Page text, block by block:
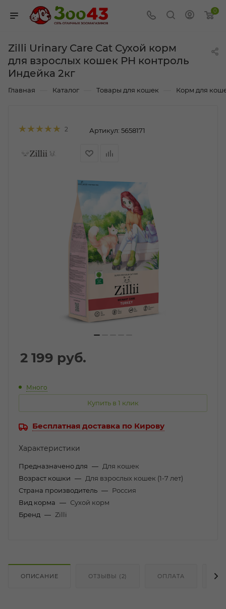
0
Zilli Urinary Care Cat Сухой корм
для взрослых кошек РН контроль
Индейка 2кг
Главная Каталог Товары для кошек Корм для
2 Артикул: 5658171
2 199 руб.
Много
Купить в 1 клик
Бесплатная доставка по Кирову
Характеристики
Предназначено для — Для кошек
Возраст кошки — Для взрослых кошек (1-7 лет)
Страна производитель — Россия
Вид корма — Сухой корм
Бренд — Zilli
ОПИСАНИЕ ОТЗЫВЫ (2) ОПЛАТА